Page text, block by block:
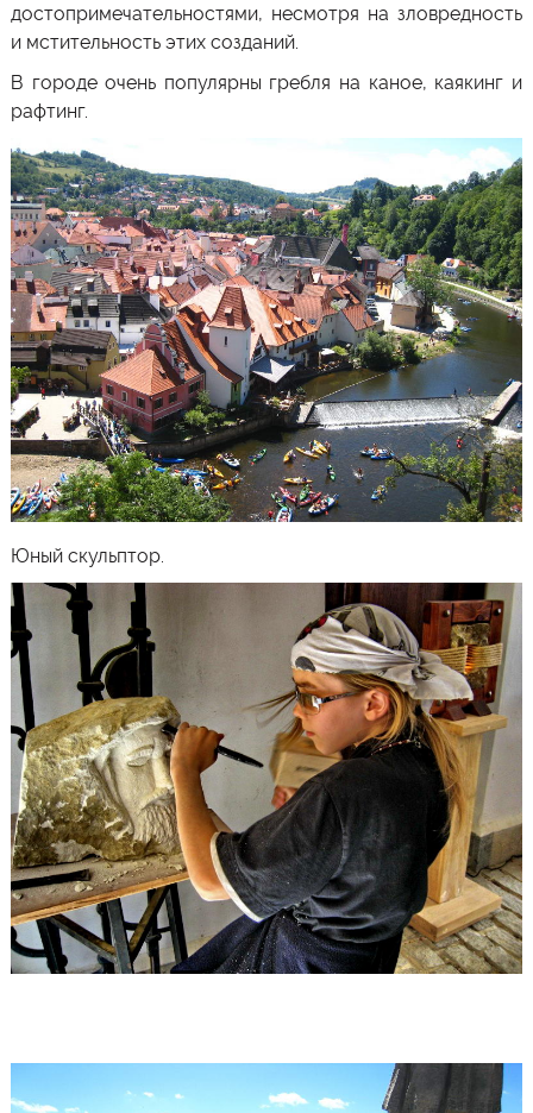
достопримечательностями, несмотря на зловредность
и мстительность этих созданий.
В городе очень популярны гребля на каное, каякинг и
рафтинг.
Юный скульптор.